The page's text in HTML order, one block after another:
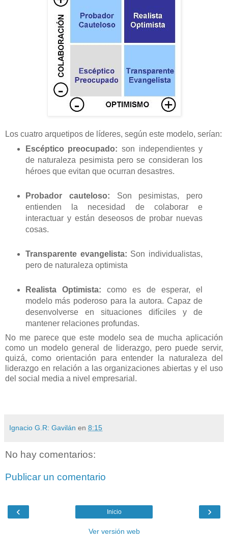
Los cuatro arquetipos de líderes, según este modelo, serían:
Escéptico preocupado: son independientes y
de naturaleza pesimista pero se consideran los
héroes que evitan que ocurran desastres.
Probador cauteloso: Son pesimistas, pero
entienden la necesidad de colaborar e
interactuar y están deseosos de probar nuevas
cosas.
Transparente evangelista: Son individualistas,
pero de naturaleza optimista
Realista Optimista: como es de esperar, el
modelo más poderoso para la autora. Capaz de
desenvolverse en situaciones difíciles y de
mantener relaciones profundas.
No me parece que este modelo sea de mucha aplicación
como un modelo general de liderazgo, pero puede servir,
quizá, como orientación para entender la naturaleza del
liderazgo en relación a las organizaciones abiertas y el uso
del social media a nivel empresarial.
Ignacio G.R: Gavilán en 8:15
No hay comentarios:
Publicar un comentario
‹ ›
Inicio
Ver versión web